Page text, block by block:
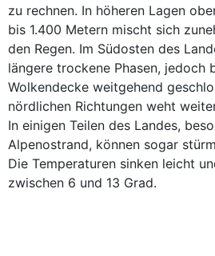
zu rechnen. In höheren Lagen
bis 1.400 Metern mischt sich
den Regen. Im Südosten des
längere trockene Phasen, jedoch
Wolkendecke weitgehend
nördlichen Richtungen weht
In einigen Teilen des Landes,
Alpenostrand, können sogar
Die Temperaturen sinken leicht
zwischen 6 und 13 Grad.